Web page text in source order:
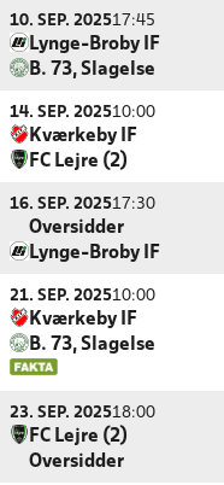
10. SEP. 202517:45
Lynge-Broby IF
B. 73, Slagelse
14. SEP. 202510:00
Kværkeby IF
FC Lejre (2)
16. SEP. 202517:30
Oversidder
Lynge-Broby IF
21. SEP. 202510:00
Kværkeby IF
B. 73, Slagelse
23. SEP. 202518:00
FC Lejre (2)
Oversidder